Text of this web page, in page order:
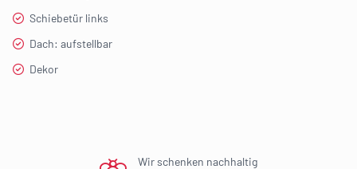
Schiebetür links
Dach: aufstellbar
Dekor
Wir schenken nachhaltig